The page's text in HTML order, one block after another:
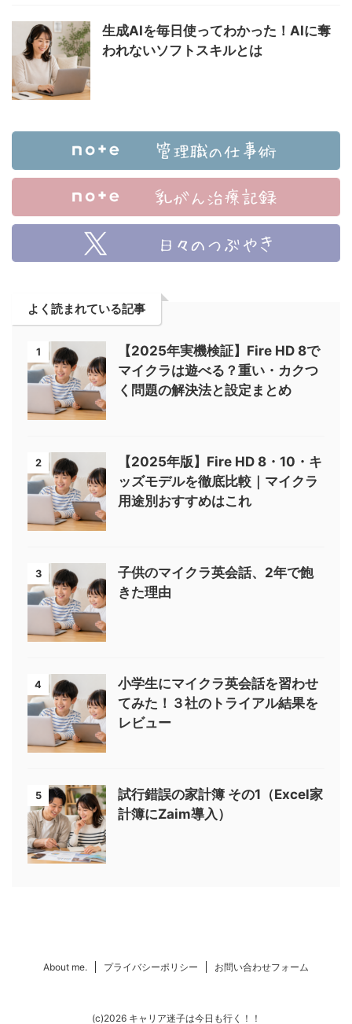
生成AIを毎日使ってわかった！AIに奪
われないソフトスキルとは
よく読まれている記事
1
【2025年実機検証】Fire HD 8で
マイクラは遊べる？重い・カクつ
く問題の解決法と設定まとめ
2
【2025年版】Fire HD 8・10・キ
ッズモデルを徹底比較｜マイクラ
用途別おすすめはこれ
3
子供のマイクラ英会話、2年で飽
きた理由
4
小学生にマイクラ英会話を習わせ
てみた！３社のトライアル結果を
レビュー
5
試行錯誤の家計簿 その1（Excel家
計簿にZaim導入）
About me. プライバシーポリシー お問い合わせフォーム